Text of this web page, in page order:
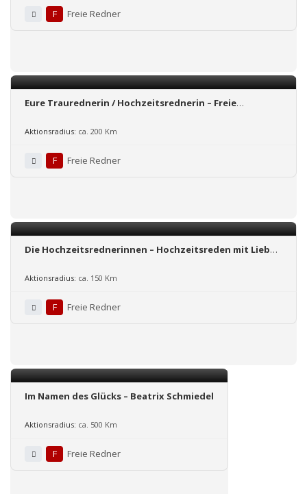
F Freie Redner
Eure Traurednerin / Hochzeitsrednerin – Freie
Aktionsradius: ca. 200 Km
F Freie Redner
Die Hochzeitsrednerinnen – Hochzeitsreden mit Liebe
Aktionsradius: ca. 150 Km
F Freie Redner
Im Namen des Glücks – Beatrix Schmiedel
Aktionsradius: ca. 500 Km
F Freie Redner